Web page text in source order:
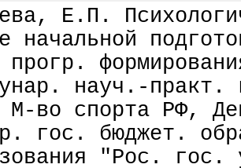
Е.П.
начальной
науч.-
во спорта РФ,
гос. бюджет.
"Рос.